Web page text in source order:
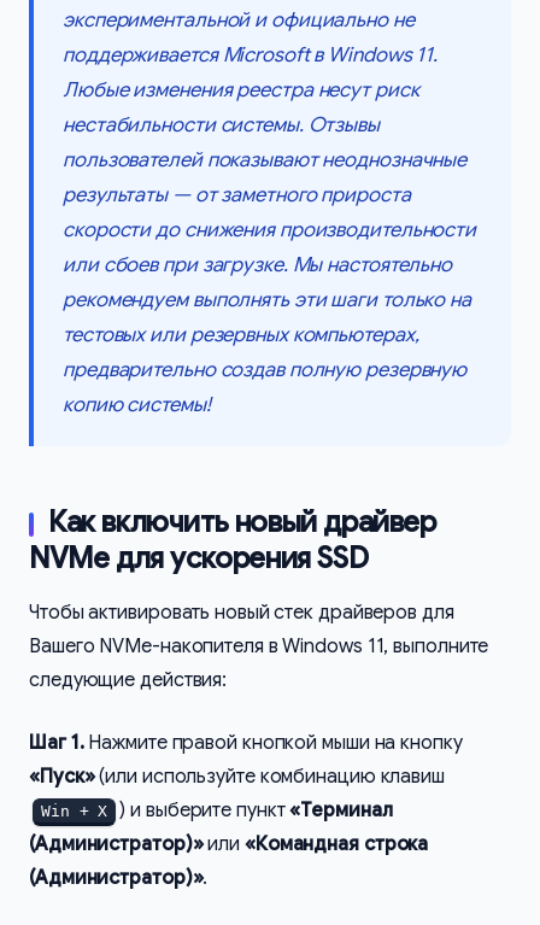
экспериментальной и официально не
поддерживается Microsoft в Windows 11.
Любые изменения реестра несут риск
нестабильности системы. Отзывы
пользователей показывают неоднозначные
результаты — от заметного прироста
скорости до снижения производительности
или сбоев при загрузке. Мы настоятельно
рекомендуем выполнять эти шаги только на
тестовых или резервных компьютерах,
предварительно создав полную резервную
копию системы!
Как включить новый драйвер
NVMe для ускорения SSD
Чтобы активировать новый стек драйверов для
Вашего NVMe-накопителя в Windows 11, выполните
следующие действия:
Шаг 1.Нажмите правой кнопкой мыши на кнопку
«Пуск»(или используйте комбинацию клавиш
Win + X ) и выберите пункт«Терминал
(Администратор)»или «Командная строка
(Администратор)».